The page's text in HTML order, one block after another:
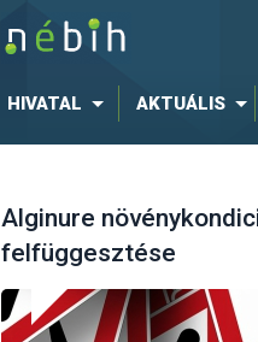
HIVATAL AKTUÁLIS
Alginure
felfüggesztése